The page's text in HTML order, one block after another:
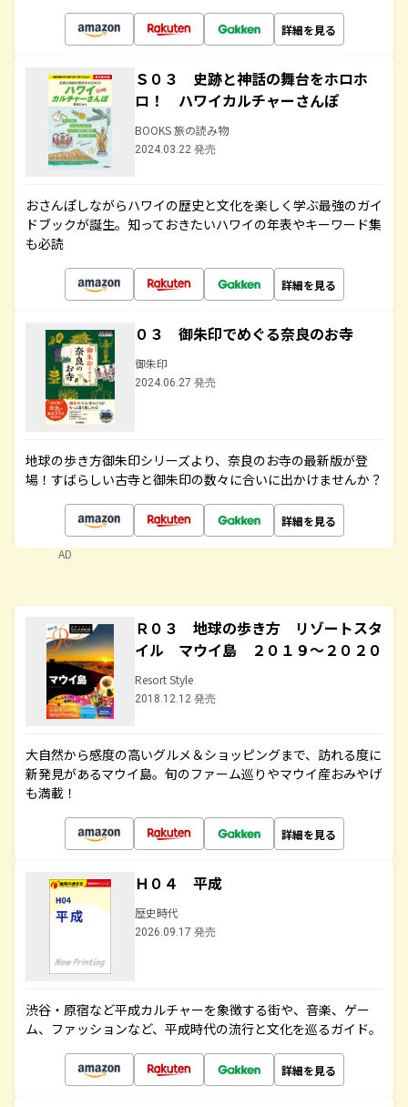
詳細を見る
Ｓ０３ 史跡と神話の舞台をホロホ
ロ！ ハワイカルチャーさんぽ
BOOKS 旅の読み物
2024.03.22 発売
おさんぽしながらハワイの歴史と文化を楽しく学ぶ最強のガイ
ドブックが誕生。知っておきたいハワイの年表やキーワード集
も必読
詳細を見る
０３ 御朱印でめぐる奈良のお寺
御朱印
2024.06.27 発売
地球の歩き方御朱印シリーズより、奈良のお寺の最新版が登
場！すばらしい古寺と御朱印の数々に合いに出かけませんか？
詳細を見る
AD
Ｒ０３ 地球の歩き方 リゾートスタ
イル マウイ島 ２０１９～２０２０
Resort Style
2018.12.12 発売
大自然から感度の高いグルメ＆ショッピングまで、訪れる度に
新発見があるマウイ島。旬のファーム巡りやマウイ産おみやげ
も満載！
詳細を見る
Ｈ０４ 平成
歴史時代
2026.09.17 発売
渋谷・原宿など平成カルチャーを象徴する街や、音楽、ゲー
ム、ファッションなど、平成時代の流行と文化を巡るガイド。
詳細を見る